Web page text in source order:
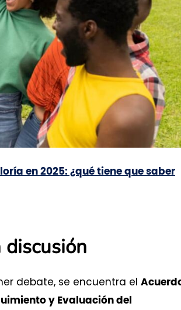
en 2025: ¿qué tiene que saber
debate, se encuentra el
y Evaluación del